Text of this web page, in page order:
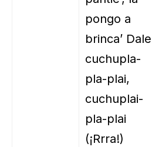
pongo a
brinca’ Dale
cuchupla-
pla-plai,
cuchuplai-
pla-plai
(¡Rrra!)